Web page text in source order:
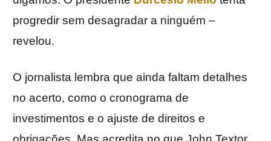
progredir sem desagradar a ninguém –
revelou.
O jornalista lembra que ainda faltam detalhes
no acerto, como o cronograma de
investimentos e o ajuste de direitos e